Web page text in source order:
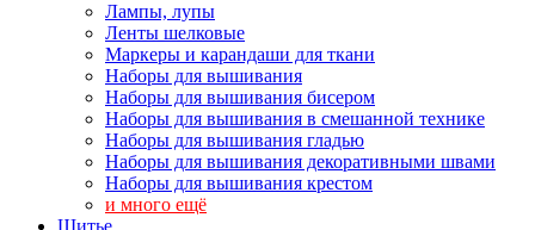
Лампы, лупы
Ленты шелковые
Маркеры и карандаши для ткани
Наборы для вышивания
Наборы для вышивания бисером
Наборы для вышивания в смешанной технике
Наборы для вышивания гладью
Наборы для вышивания декоративными швами
Наборы для вышивания крестом
и много ещё
Шитье